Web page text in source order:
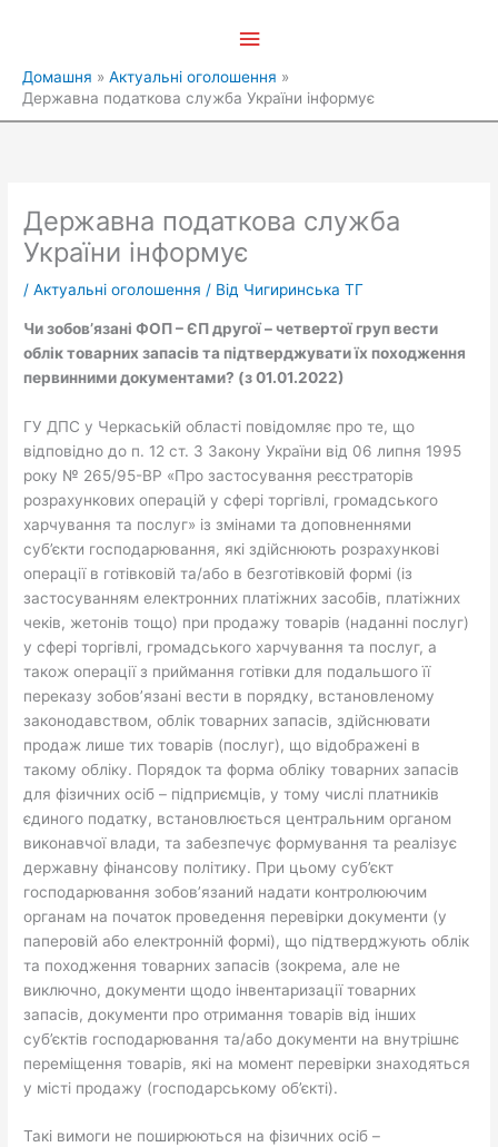
меню
Домашня
Актуальні оголошення
Державна податкова служба України інформує
Державна податкова служба
України інформує
/Актуальні оголошення / Від Чигиринська ТГ
Чи зобов’язані ФОП – ЄП другої – четвертої груп вести
облік товарних запасів та підтверджувати їх походження
первинними документами? (з01.01.2022)
ГУ ДПС у Черкаській області повідомляє про те, що
відповідно до п. 12 ст. 3 Закону України від 06 липня 1995
року № 265/95-ВР «Про застосування реєстраторів
розрахункових операцій у сфері торгівлі, громадського
харчування та послуг» із змінами та доповненнями
суб’єкти господарювання, які здійснюють розрахункові
операції в готівковій та/або в безготівковій формі (із
застосуванням електронних платіжних засобів, платіжних
чеків, жетонів тощо) при продажу товарів (наданні послуг)
у сфері торгівлі, громадського харчування та послуг, а
також операції з приймання готівки для подальшого її
переказу зобов’язані вести в порядку, встановленому
законодавством, облік товарних запасів, здійснювати
продаж лише тих товарів (послуг), що відображені в
такому обліку. Порядок та форма обліку товарних запасів
для фізичних осіб – підприємців, у тому числі платників
єдиного податку, встановлюється центральним органом
виконавчої влади, та забезпечує формування та реалізує
державну фінансову політику. При цьому суб’єкт
господарювання зобов’язаний надати контролюючим
органам на початок проведення перевірки документи (у
паперовій або електронній формі), що підтверджують облік
та походження товарних запасів (зокрема, але не
виключно, документи щодо інвентаризації товарних
запасів, документи про отримання товарів від інших
суб’єктів господарювання та/або документи на внутрішнє
переміщення товарів, які на момент перевірки знаходяться
у місті продажу (господарському об’єкті).
Такі вимоги не поширюються на фізичних осіб –